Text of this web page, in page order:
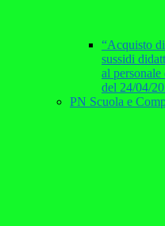
“Acquisto
sussidi
al
del 24/04/
PN Scuola e